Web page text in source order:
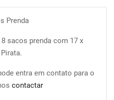
Prenda
sacos prenda com 17 x
entra em contato para o
contactar